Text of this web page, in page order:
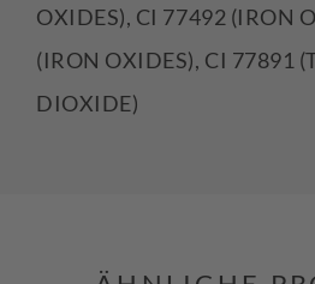
OXIDES), CI 77492 (IRON
(IRON OXIDES), CI 77891
DIOXIDE)